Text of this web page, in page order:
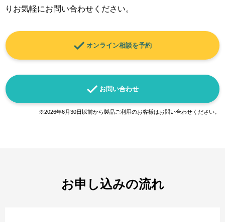
りお気軽にお問い合わせください。
オンライン相談を予約
お問い合わせ
※2026年6月30日以前から製品ご利用のお客様はお問い合わせください。
お申し込みの流れ